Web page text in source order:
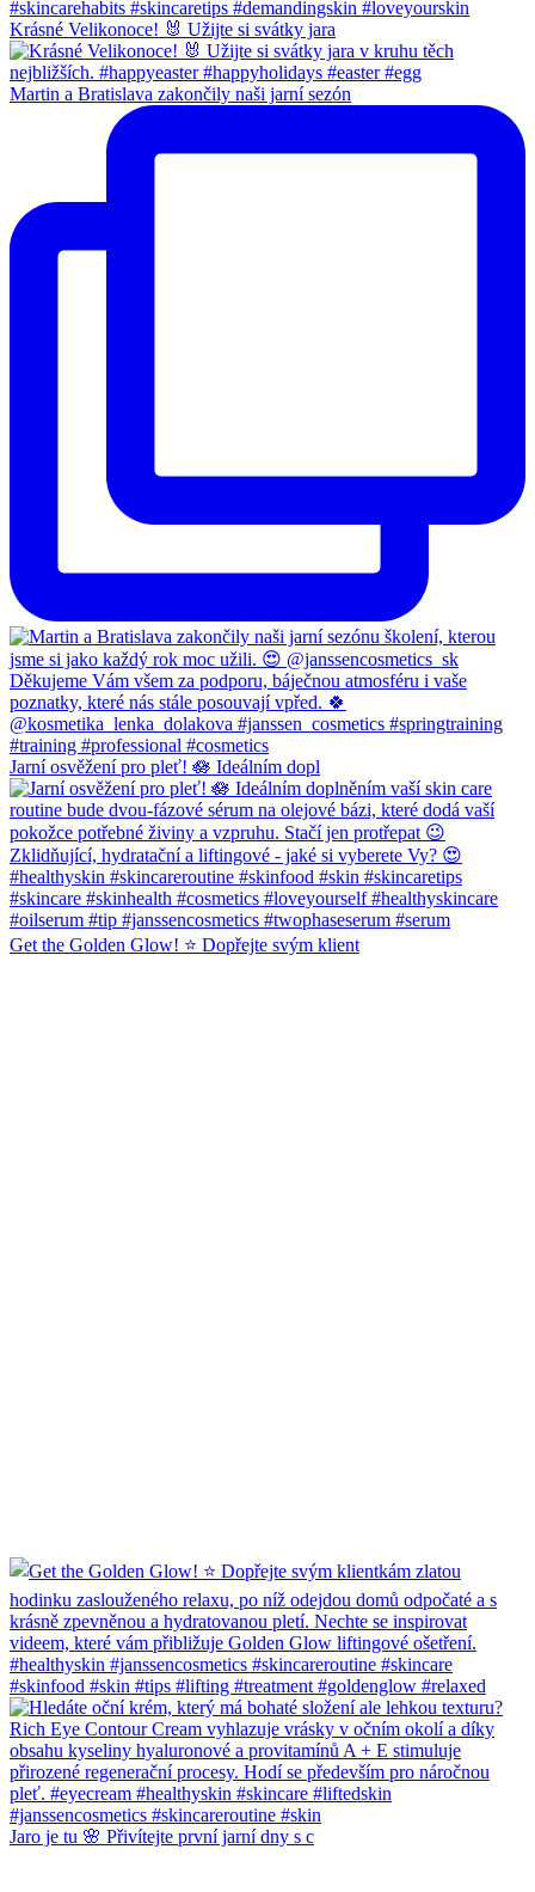
Krásné Velikonoce! 🐰 Užijte si svátky jara
Martin a Bratislava zakončily naši jarní sezón
Jarní osvěžení pro pleť! 🪷 Ideálním dopl
Get the Golden Glow! ⭐️ Dopřejte svým klient
Jaro je tu 🌸 Přivítejte první jarní dny s c